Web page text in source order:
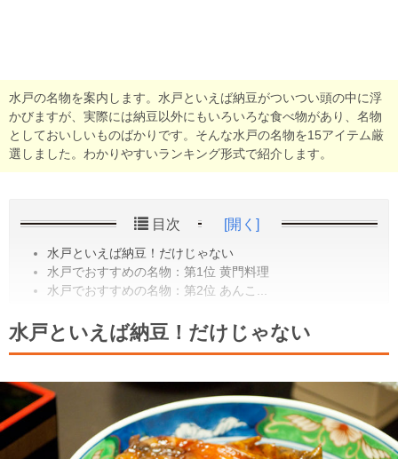
水戸の名物を案内します。水戸といえば納豆がついつい頭の中に浮
かびますが、実際には納豆以外にもいろいろな食べ物があり、名物
としておいしいものばかりです。そんな水戸の名物を15アイテム厳
選しました。わかりやすいランキング形式で紹介します。
目次 [開く]
水戸といえば納豆！だけじゃない
水戸でおすすめの名物：第1位 黄門料理
水戸でおすすめの名物：第2位 あんこ...
水戸といえば納豆！だけじゃない